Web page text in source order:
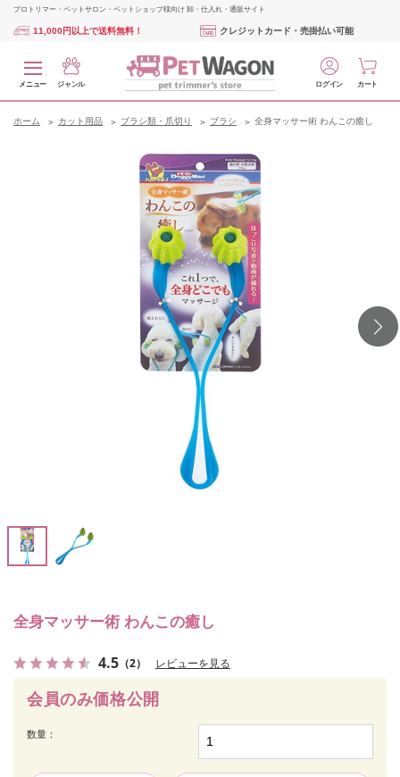
プロトリマー・ペットサロン・ペットショップ様向け 卸・仕入れ・通販サイト
11,000円以上で送料無料！ クレジットカード・売掛払い可能
メニュー ジャンル ログイン カート
ホーム カット用品 ブラシ類・爪切り ブラシ 全身マッサー術 わんこの癒し
全身マッサー術 わんこの癒し
4.5 （2） レビューを見る
会員のみ価格公開
数量：